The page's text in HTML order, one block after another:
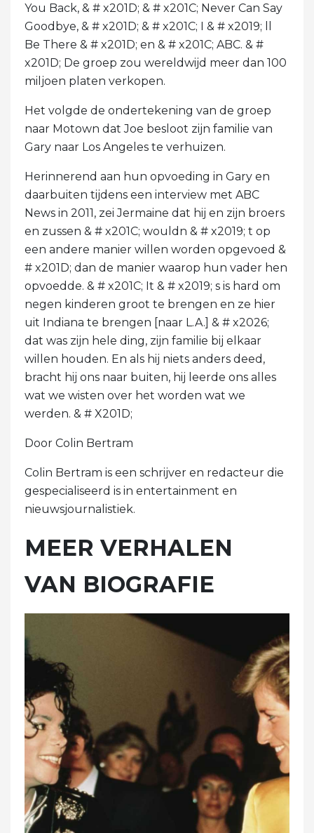
You Back, & # x201D; & # x201C; Never Can Say
Goodbye, & # x201D; & # x201C; I & # x2019; ll
Be There & # x201D; en & # x201C; ABC. & #
x201D; De groep zou wereldwijd meer dan 100
miljoen platen verkopen.
Het volgde de ondertekening van de groep
naar Motown dat Joe besloot zijn familie van
Gary naar Los Angeles te verhuizen.
Herinnerend aan hun opvoeding in Gary en
daarbuiten tijdens een interview met ABC
News in 2011, zei Jermaine dat hij en zijn broers
en zussen & # x201C; wouldn & # x2019; t op
een andere manier willen worden opgevoed &
# x201D; dan de manier waarop hun vader hen
opvoedde. & # x201C; It & # x2019; s is hard om
negen kinderen groot te brengen en ze hier
uit Indiana te brengen [naar L.A.] & # x2026;
dat was zijn hele ding, zijn familie bij elkaar
willen houden. En als hij niets anders deed,
bracht hij ons naar buiten, hij leerde ons alles
wat we wisten over het worden wat we
werden. & # X201D;
Door Colin Bertram
Colin Bertram is een schrijver en redacteur die
gespecialiseerd is in entertainment en
nieuwsjournalistiek.
MEER VERHALEN
VAN BIOGRAFIE